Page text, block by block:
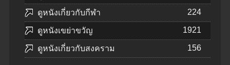
ดูหนังเกี่ยวกับกีฬา 224
ดูหนังเขย่าขวัญ 1921
ดูหนังเกี่ยวกับสงคราม 156